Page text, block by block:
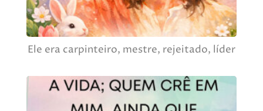
Ele era carpinteiro, mestre, rejeitado, líder